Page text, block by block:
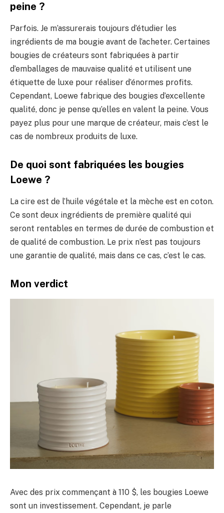
peine ?
Parfois. Je m’assurerais toujours d’étudier les
ingrédients de ma bougie avant de l’acheter. Certaines
bougies de créateurs sont fabriquées à partir
d’emballages de mauvaise qualité et utilisent une
étiquette de luxe pour réaliser d’énormes profits.
Cependant, Loewe fabrique des bougies d’excellente
qualité, donc je pense qu’elles en valent la peine. Vous
payez plus pour une marque de créateur, mais c’est le
cas de nombreux produits de luxe.
De quoi sont fabriquées les bougies
Loewe ?
La cire est de l’huile végétale et la mèche est en coton.
Ce sont deux ingrédients de première qualité qui
seront rentables en termes de durée de combustion et
de qualité de combustion. Le prix n’est pas toujours
une garantie de qualité, mais dans ce cas, c’est le cas.
Mon verdict
Avec des prix commençant à 110 $, les bougies Loewe
sont un investissement. Cependant, je parle